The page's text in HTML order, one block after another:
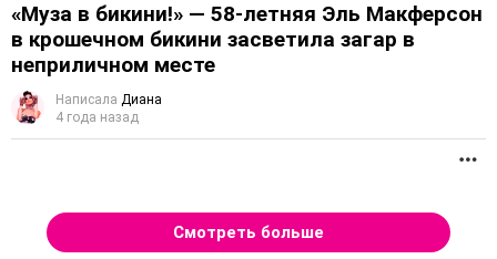
«Муза в бикини!» — 58-летняя Эль Макферсон
в крошечном бикини засветила загар в
неприличном месте
Написала Диана
4 года назад
Смотреть больше